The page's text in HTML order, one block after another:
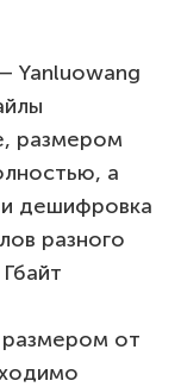
Yanluowang
размером
а
дешифровка
разного
от